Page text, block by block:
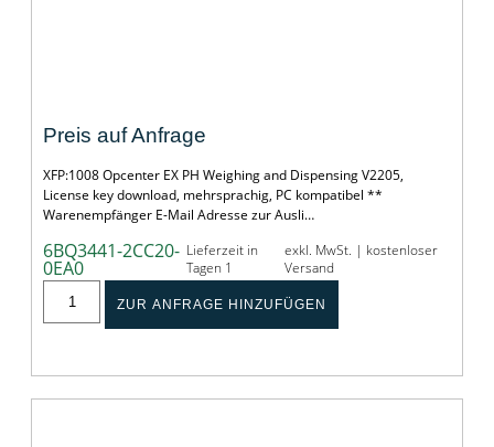
Preis auf Anfrage
XFP:1008 Opcenter EX PH Weighing and Dispensing V2205,
License key download, mehrsprachig, PC kompatibel **
Warenempfänger E-Mail Adresse zur Ausli…
6BQ3441-2CC20-
0EA0
Lieferzeit in
Tagen 1
exkl. MwSt. | kostenloser
Versand
ZUR ANFRAGE HINZUFÜGEN